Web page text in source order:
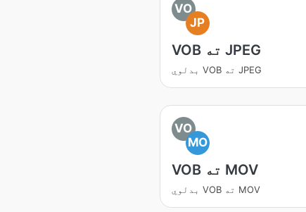
VO
JP
VOB ته JPEG
بدلوي VOB ته JPEG
VO
MO
VOB ته MOV
بدلوي VOB ته MOV